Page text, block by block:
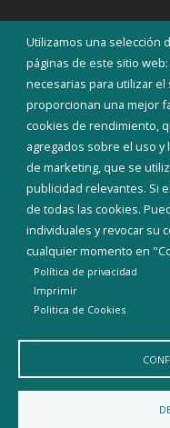
Utilizamos una selección
páginas de este sitio
necesarias para utilizar
proporcionan una mejor
cookies de rendimiento,
agregados sobre el uso y
de marketing, que se
publicidad relevantes. Si
de todas las cookies.
individuales y revocar su
cualquier momento en
Política de privacidad
Imprimir
Politica de Cookies